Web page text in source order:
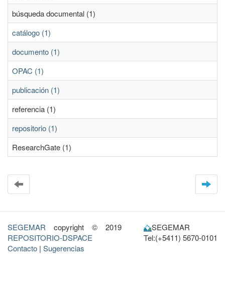
búsqueda documental (1)
catálogo (1)
documento (1)
OPAC (1)
publicación (1)
referencia (1)
repositorio (1)
ResearchGate (1)
SEGEMAR copyright © 2019
REPOSITORIO-DSPACE
Contacto | Sugerencias
SEGEMAR
Tel:(+5411) 5670-0101